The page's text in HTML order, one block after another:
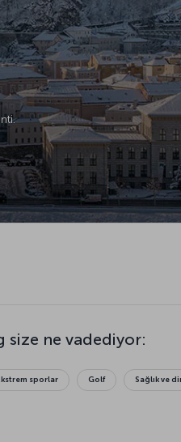
size ne vadediyor:
sporlar Golf Sağlık ve